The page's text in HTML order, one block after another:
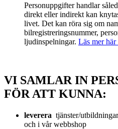
Personuppgifter handlar
direkt eller indirekt kan
livet. Det kan röra sig om
bilregistreringsnummer,
ljudinspelningar. Läs mer
VI SAMLAR IN
FÖR ATT KUNNA:
leverera tjänster/
och i vår webbshop